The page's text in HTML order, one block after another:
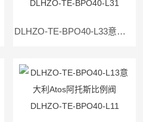
DLHZO-TE-BPO40-L33意大利Atos阿托斯比例阀DLHZO-TE-BPO40-L31